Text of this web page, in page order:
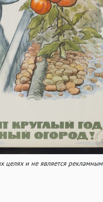
целях и не является рекламным